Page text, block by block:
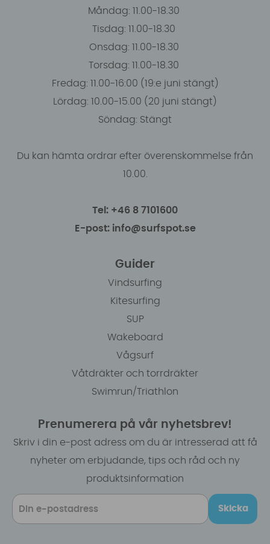
Måndag: 11.00-18.30
Tisdag: 11.00-18.30
Onsdag: 11.00-18.30
Torsdag: 11.00-18.30
Fredag: 11.00-16:00 (19:e juni stängt)
Lördag: 10.00-15.00 (20 juni stängt)
Söndag: Stängt
Du kan hämta ordrar efter överenskommelse från
10.00.
Tel: +46 8 7101600
E-post: info@surfspot.se
Guider
Vindsurfing
Kitesurfing
SUP
Wakeboard
Vågsurf
Våtdräkter och torrdräkter
Swimrun/Triathlon
Prenumerera på vår nyhetsbrev!
Skriv i din e-post adress om du är intresserad att få
nyheter om erbjudande, tips och råd och ny
produktsinformation
Skicka